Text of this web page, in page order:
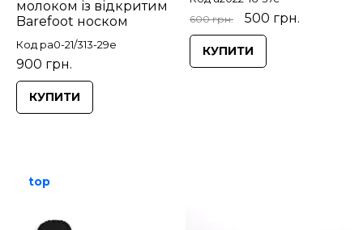
молоком із відкритим
Barefoot носком
Код pa0-21/313-29e
900 грн.
КУПИТИ
600 грн. 500 грн.
КУПИТИ
top